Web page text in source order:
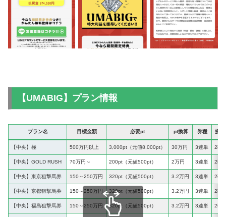
【UMABIG】プラン情報
プラン名 目標金額 必要pt pt換算 券種 提供
【中央】極 500万円以上 3,000pt（元値8,000pt） 30万円 3連単 2鞍
【中央】GOLD RUSH 70万円～ 200pt（元値500pt） 2万円 3連単 2鞍
【中央】東京狙撃馬券 150～250万円 320pt（元値500pt） 3.2万円 3連単 2鞍
【中央】京都狙撃馬券 150～250万円 320pt（元値500pt） 3.2万円 3連単 2鞍
【中央】福島狙撃馬券 150～250万円 320pt（元値500pt） 3.2万円 3連単 2鞍